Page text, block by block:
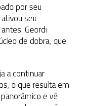
por seu
seu
Geordi
de dobra, que
a continuar
o que resulta em
e vê